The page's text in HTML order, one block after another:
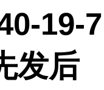
19-7
发后